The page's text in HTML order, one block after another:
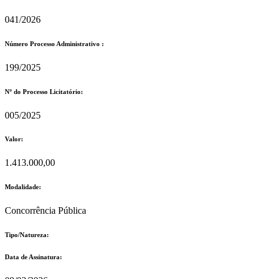
041/2026
Número Processo Administrativo :
199/2025
Nº do Processo Licitatório:
005/2025
Valor:
1.413.000,00
Modalidade:
Concorrência Pública
Tipo/Natureza:
Data de Assinatura: